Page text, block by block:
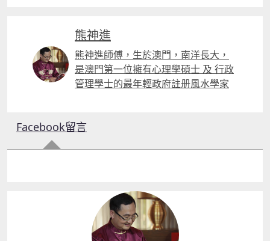
熊神進
熊神進師傅，生於澳門，南洋長大，
是澳門第一位擁有心理學碩士 及 行政
管理學士的最年輕政府註册風水學家
Facebook留言